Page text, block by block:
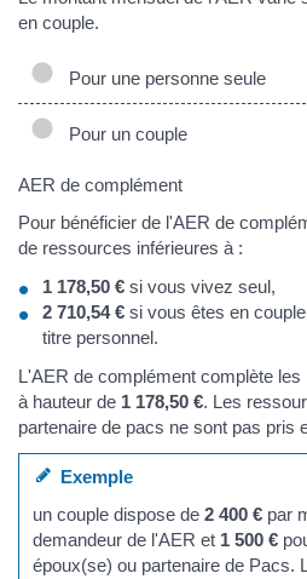
en couple.
Pour une personne seule
Pour un couple
AER de complément
Pour bénéficier de l'AER de
de ressources inférieures à :
1 178,50 € si vous vivez seul,
2 710,54 € si vous êtes en
titre personnel.
L'AER de complément complète
à hauteur de 1 178,50 €. Les
partenaire de pacs ne sont pas pris
Exemple
un couple dispose de2 400 € par
demandeur de l'AER et 1 500 €
époux(se) ou partenaire de Pacs.